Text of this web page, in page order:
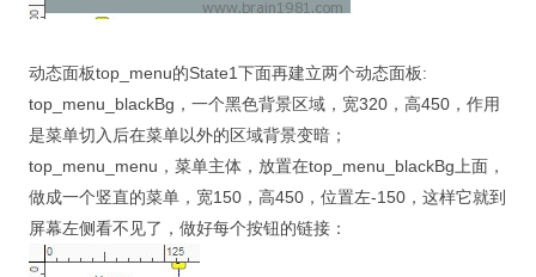
动态面板top_menu的State1下面再建立两个动态面板:
top_menu_blackBg，一个黑色背景区域，宽320，高450，作用
是菜单切入后在菜单以外的区域背景变暗；
top_menu_menu，菜单主体，放置在top_menu_blackBg上面，
做成一个竖直的菜单，宽150，高450，位置左-150，这样它就到
屏幕左侧看不见了，做好每个按钮的链接：